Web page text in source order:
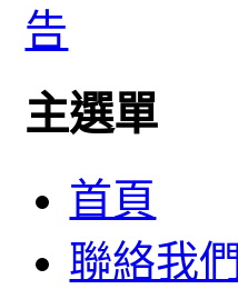
主選單
首頁
聯絡我們